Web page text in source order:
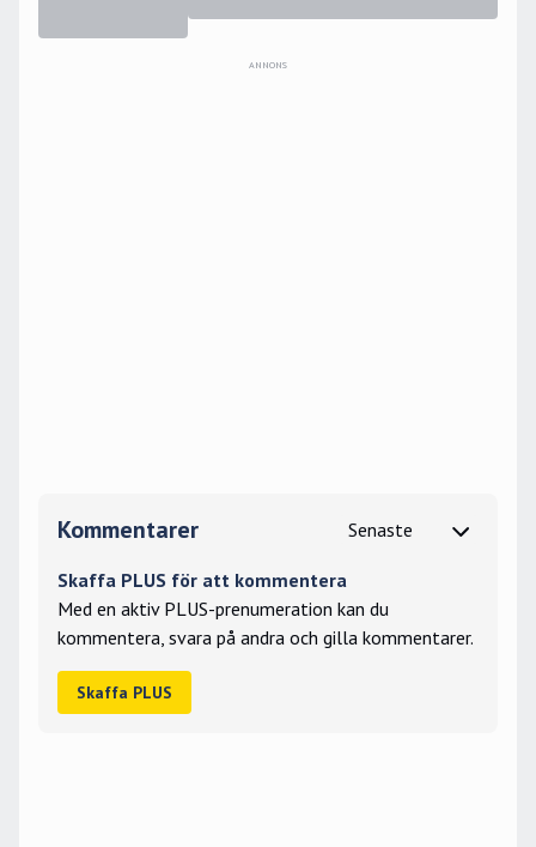
ANNONS
Kommentarer
Skaffa PLUS för att kommentera
Med en aktiv PLUS-prenumeration kan du
kommentera, svara på andra och gilla kommentarer.
Skaffa PLUS